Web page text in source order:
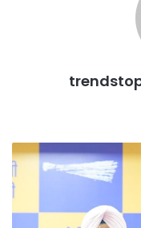
मान
सरकार
ने
‘गैंगस्टरां
ते